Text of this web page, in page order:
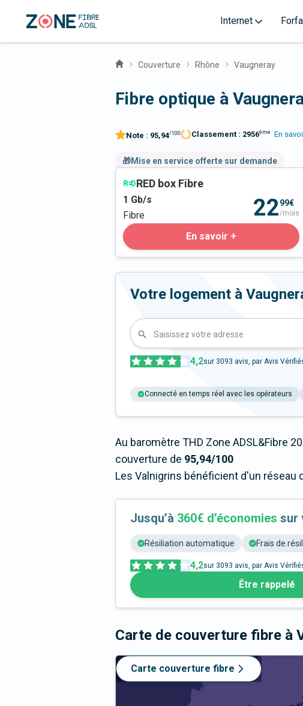
Internet
Couverture Rhône Vaugneray
Fibre optique à
Note : 95,94/100 Classement : 2956ème En
🎁Mise en service offerte sur demande
RED box Fibre
1 Gb/s
Fibre
2299€
/mois
En savoir +
Votre logement à
Saisissez votre adresse
4,2sur 3093 avis, par Avis
Connecté en temps réel avec les opérateurs
Au baromètre THD Zone ADSL&Fibre
couverture de 95,94/100
Les Valnigrins bénéficient d'un réseau
Jusqu’à 360€ d’économies sur
Résiliation automatique Frais de
4,2sur 3093 avis, par Avis
Être rappelé
Carte de couverture fibre à
Carte couverture fibre